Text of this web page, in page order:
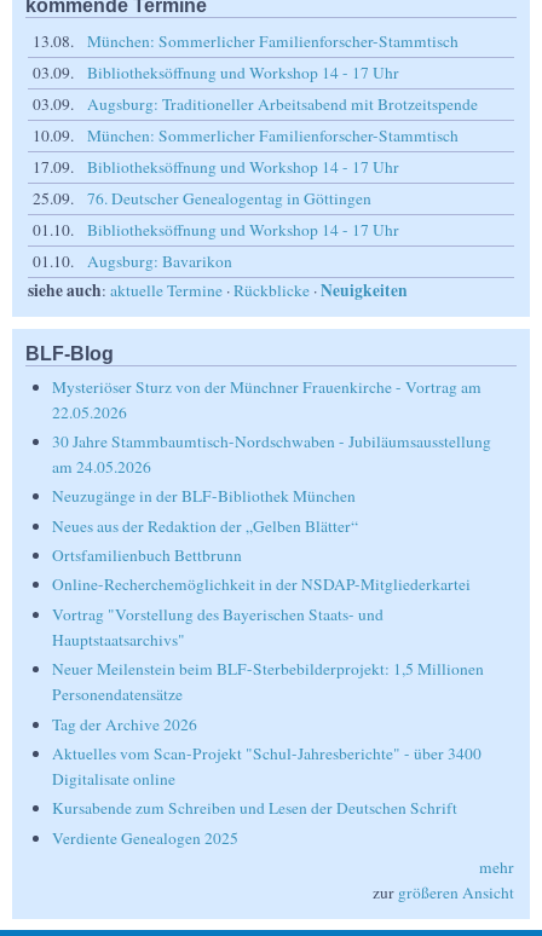
13.08.
München: Sommerlicher Familienforscher-Stammtisch
03.09.
Bibliotheksöffnung und Workshop 14 - 17 Uhr
03.09.
Augsburg: Traditioneller Arbeitsabend mit Brotzeitspende
10.09.
München: Sommerlicher Familienforscher-Stammtisch
17.09.
Bibliotheksöffnung und Workshop 14 - 17 Uhr
25.09.
76. Deutscher Genealogentag in Göttingen
01.10.
Bibliotheksöffnung und Workshop 14 - 17 Uhr
01.10.
Augsburg: Bavarikon
siehe auch: aktuelle Termine ·Rückblicke ·Neuigkeiten
BLF-Blog
Mysteriöser Sturz von der Münchner Frauenkirche - Vortrag am
22.05.2026
30 Jahre Stammbaumtisch-Nordschwaben - Jubiläumsausstellung
am 24.05.2026
Neuzugänge in der BLF-Bibliothek München
Neues aus der Redaktion der „Gelben Blätter“
Ortsfamilienbuch Bettbrunn
Online-Recherchemöglichkeit in der NSDAP-Mitgliederkartei
Vortrag "Vorstellung des Bayerischen Staats- und
Hauptstaatsarchivs"
Neuer Meilenstein beim BLF-Sterbebilderprojekt: 1,5 Millionen
Personendatensätze
Tag der Archive 2026
Aktuelles vom Scan-Projekt "Schul-Jahresberichte" - über 3400
Digitalisate online
Kursabende zum Schreiben und Lesen der Deutschen Schrift
Verdiente Genealogen 2025
mehr
zur größeren Ansicht